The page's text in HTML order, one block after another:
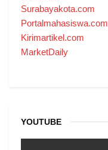
Surabayakota.com
Portalmahasiswa.com
Kirimartikel.com
MarketDaily
YOUTUBE